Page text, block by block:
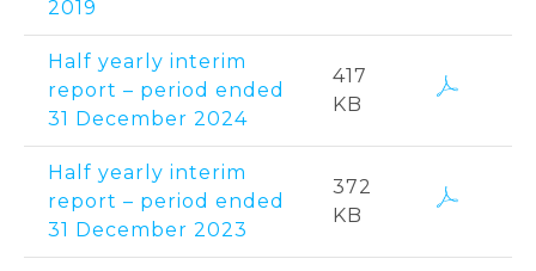
2019
Half yearly interim
report – period ended
31 December 2024
417
KB
Half yearly interim
report – period ended
31 December 2023
372
KB